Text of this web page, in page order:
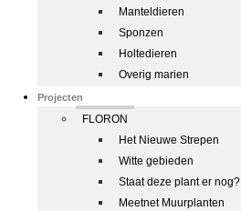
Manteldieren
Sponzen
Holtedieren
Overig marien
Projecten
FLORON
Het Nieuwe Strepen
Witte gebieden
Staat deze plant er nog?
Meetnet Muurplanten